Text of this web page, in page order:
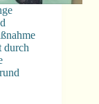
durch